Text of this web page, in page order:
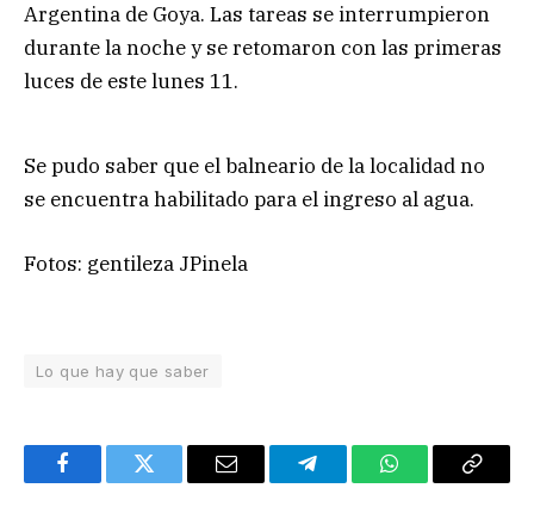
Argentina de Goya. Las tareas se interrumpieron
durante la noche y se retomaron con las primeras
luces de este lunes 11.
Se pudo saber que el balneario de la localidad no
se encuentra habilitado para el ingreso al agua.
Fotos: gentileza JPinela
Lo que hay que saber
FacebookTwitter Email TelegramWhatsAppCopy